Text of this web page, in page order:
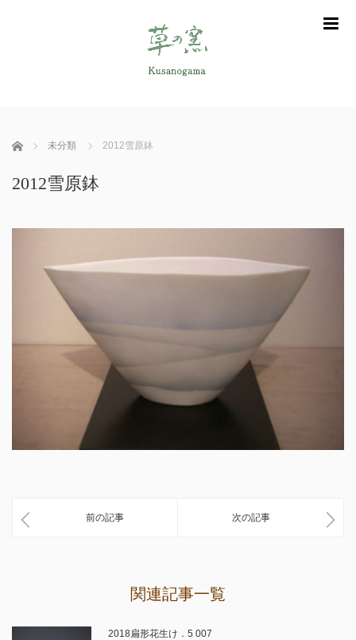
ホーム 未分類 2012雪原鉢
2012雪原鉢
前の記事 次の記事
関連記事一覧
2018扁形花生け．5 007